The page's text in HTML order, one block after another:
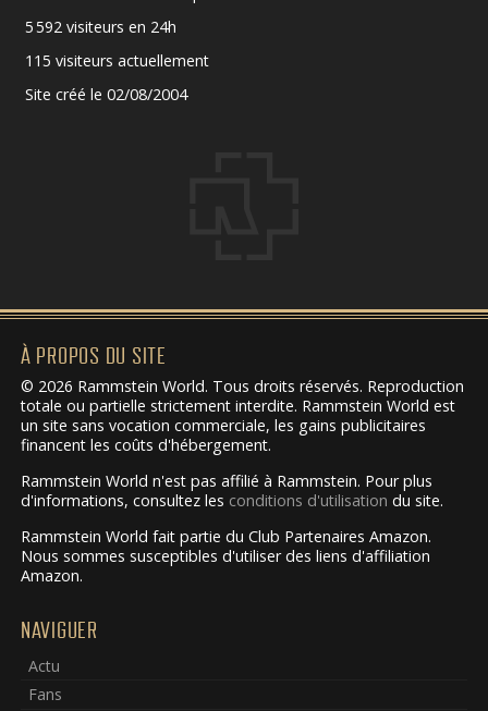
5 592 visiteurs en 24h
115 visiteurs actuellement
Site créé le 02/08/2004
À PROPOS DU SITE
© 2026 Rammstein World. Tous droits réservés. Reproduction
totale ou partielle strictement interdite. Rammstein World est
un site sans vocation commerciale, les gains publicitaires
financent les coûts d'hébergement.
Rammstein World n'est pas affilié à Rammstein. Pour plus
d'informations, consultez les conditions d'utilisation du site.
Rammstein World fait partie du Club Partenaires Amazon.
Nous sommes susceptibles d'utiliser des liens d'affiliation
Amazon.
NAVIGUER
Actu
Fans